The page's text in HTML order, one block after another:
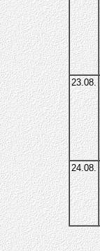
23.08.
24.08.